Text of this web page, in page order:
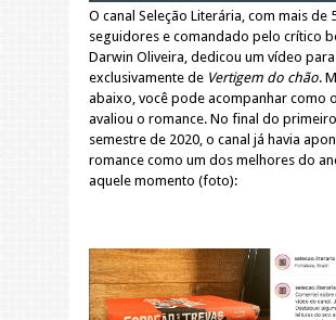
O canal Seleção Literária, com mais de
seguidores e comandado pelo crítico
Darwin Oliveira, dedicou um vídeo
exclusivamente de Vertigem do chão.
abaixo, você pode acompanhar como o
avaliou o romance. No final do primeiro
semestre de 2020, o canal já havia
romance como um dos melhores do
aquele momento (foto):